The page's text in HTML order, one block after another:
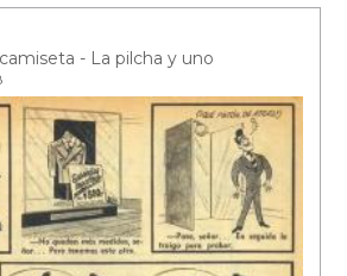
- La pilcha y uno